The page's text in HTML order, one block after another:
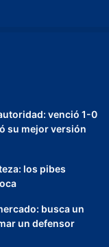
venció 1-0
su mejor versión
los pibes
busca un
un defensor